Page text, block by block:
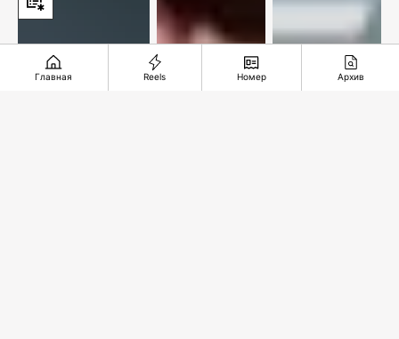
Главная Reels Номер Архив